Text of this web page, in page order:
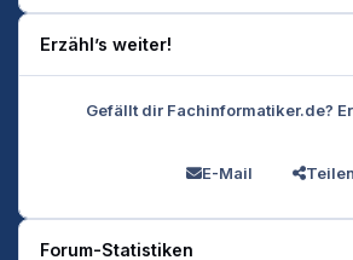
Erzähl’s weiter!
Gefällt dir Fachinformatiker.de?
E-Mail Teilen
Forum-Statistiken